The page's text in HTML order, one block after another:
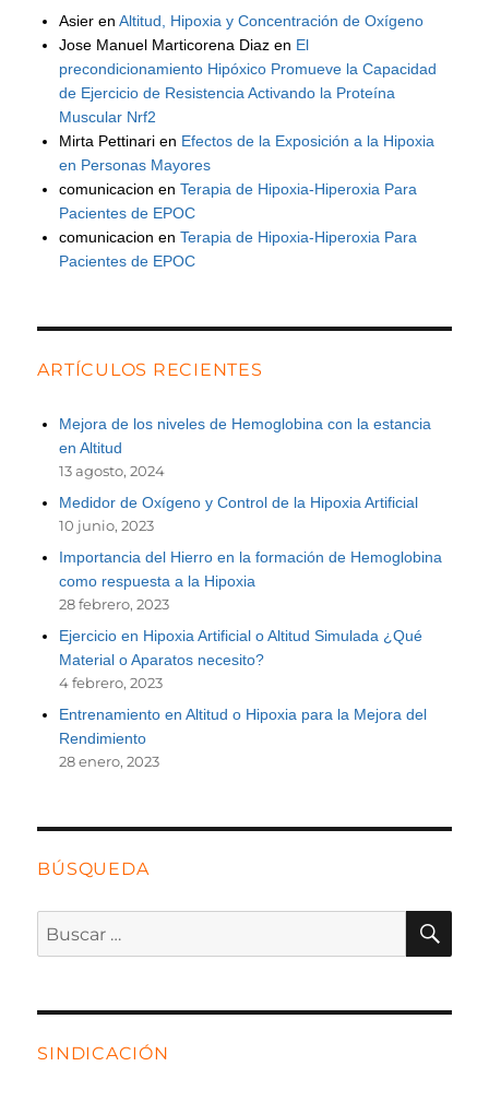
Asier enAltitud, Hipoxia y Concentración de Oxígeno
Jose Manuel Marticorena Diaz en El
precondicionamiento Hipóxico Promueve la Capacidad
de Ejercicio de Resistencia Activando la Proteína
Muscular Nrf2
Mirta Pettinari en Efectos de la Exposición a la Hipoxia
en Personas Mayores
comunicacion enTerapia de Hipoxia-Hiperoxia Para
Pacientes de EPOC
comunicacion enTerapia de Hipoxia-Hiperoxia Para
Pacientes de EPOC
ARTÍCULOS RECIENTES
Mejora de los niveles de Hemoglobina con la estancia
en Altitud
13 agosto, 2024
Medidor de Oxígeno y Control de la Hipoxia Artificial
10 junio, 2023
Importancia del Hierro en la formación de Hemoglobina
como respuesta a la Hipoxia
28 febrero, 2023
Ejercicio en Hipoxia Artificial o Altitud Simulada ¿Qué
Material o Aparatos necesito?
4 febrero, 2023
Entrenamiento en Altitud o Hipoxia para la Mejora del
Rendimiento
28 enero, 2023
BÚSQUEDA
Buscar
SINDICACIÓN